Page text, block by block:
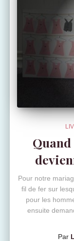
Pour notre
fil de fer sur
pour les
ensuite
Par